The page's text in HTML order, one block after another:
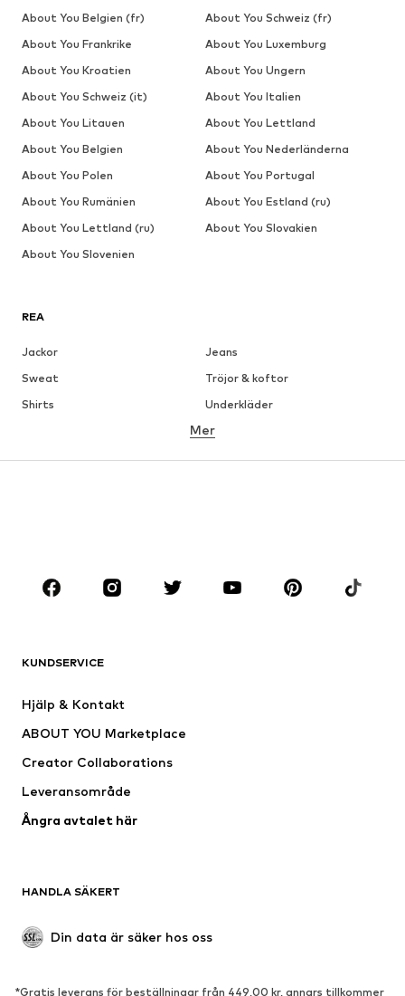
REA
Jackor
Jeans
Sweat
Tröjor & koftor
Shirts
Underkläder
Skjortor
Rockar
Kostymer & kavajer
KLÄDER
Jackor
Badkläder
Tillfällen
Upcycling
Nytt
Boots & stövlar
Lågskor
Mer
KUNDSERVICE
Hjälp & Kontakt
ABOUT YOU Marketplace
Creator Collaborations
Leveransområde
Ångra avtalet här
HANDLA SÄKERT
Din data är säker hos oss
*Gratis leverans för beställningar från 449,00 kr, annars tillkommer
About You Belgien (fr)
About You Schweiz (fr)
About You Frankrike
About You Luxemburg
About You Kroatien
About You Ungern
About You Schweiz (it)
About You Italien
About You Litauen
About You Lettland
About You Belgien
About You Nederländerna
About You Polen
About You Portugal
About You Rumänien
About You Estland (ru)
About You Lettland (ru)
About You Slovakien
About You Slovenien